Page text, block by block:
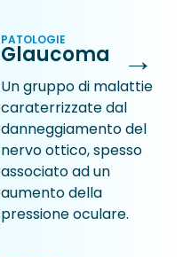
PATOLOGIE
Glaucoma →
Un gruppo di malattie
caraterrizzate dal
danneggiamento del
nervo ottico, spesso
associato ad un
aumento della
pressione oculare.